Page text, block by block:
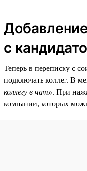
с
Теперь в переписку с
подключать коллег. В
коллегу в чат». При
компании, которых